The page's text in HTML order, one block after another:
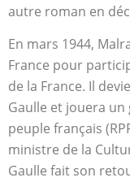
autre roman en
En mars 1944,
France pour
de la France. Il
Gaulle et jouera
peuple français
ministre de la
Gaulle fait son